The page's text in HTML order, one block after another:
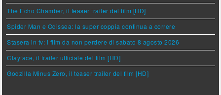
The Echo Chamber, il teaser trailer del film [HD]
Spider Man e Odissea: la super coppia continua a correre
Stasera in tv: i film da non perdere di sabato 8 agosto 2026
Clayface, il trailer ufficiale del film [HD]
Godzilla Minus Zero, il teaser trailer del film [HD]